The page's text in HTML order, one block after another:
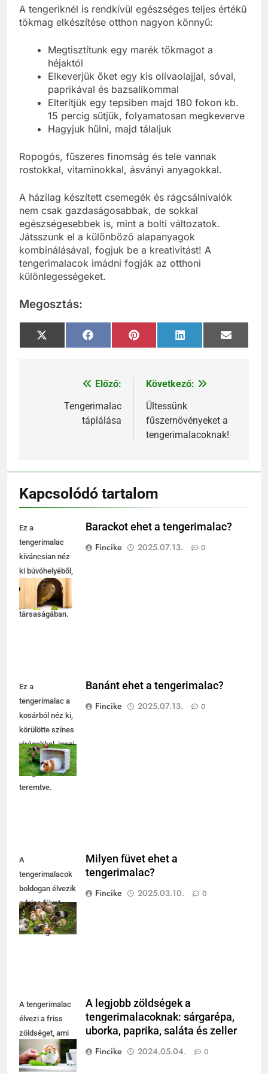
A tengeriknél is rendkívül egészséges teljes értékű
tökmag elkészítése otthon nagyon könnyű:
Megtisztítunk egy marék tökmagot a
héjaktól
Elkeverjük őket egy kis olívaolajjal, sóval,
paprikával és bazsalikommal
Elterítjük egy tepsiben majd 180 fokon kb.
15 percig sütjük, folyamatosan megkeverve
Hagyjuk hűlni, majd tálaljuk
Ropogós, fűszeres finomság és tele vannak
rostokkal, vitaminokkal, ásványi anyagokkal.
A házilag készített csemegék és rágcsálnivalók
nem csak gazdaságosabbak, de sokkal
egészségesebbek is, mint a bolti változatok.
Játsszunk el a különböző alapanyagok
kombinálásával, fogjuk be a kreativitást! A
tengerimalacok imádni fogják az otthoni
különlegességeket.
Megosztás:
Share
on
X
(Twitter)
Share
on
FacebookShare
on
Pinterest Share
on
LinkedIn
Share
on
Email
Bejegyzés
navigáció
Előző:
Tengerimalac
táplálása
Következő:
Ültessünk
fűszernövényeket a
tengerimalacoknak!
Kapcsolódó tartalom
Ez a
tengerimalac
kíváncsian néz
ki búvóhelyéből,
friss
salátalevelek
társaságában.
Barackot ehet a tengerimalac?
Fincike
2025.07.13. 0
Ez a
tengerimalac a
kosárból néz ki,
körülötte színes
virágokkal, igazi
tavaszi
hangulatot
teremtve.
Banánt ehet a tengerimalac?
Fincike
2025.07.13. 0
A
tengerimalacok
boldogan élvezik
a friss füvet,
barátságos
társaságban.
Milyen füvet ehet a
tengerimalac?
Fincike
2025.03.10. 0
A tengerimalac
élvezi a friss
zöldséget, ami
egészséges és
tápláló számára.
A legjobb zöldségek a
tengerimalacoknak: sárgarépa,
uborka, paprika, saláta és zeller
Fincike
2024.05.04. 0